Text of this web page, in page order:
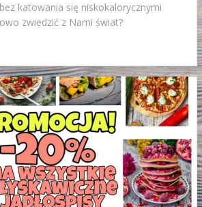
katowania się niskokalorycznymi
zwiedzić z Nami świat?